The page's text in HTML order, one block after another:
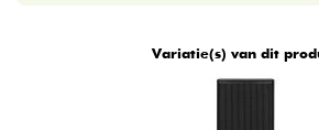
Variatie(s) van dit